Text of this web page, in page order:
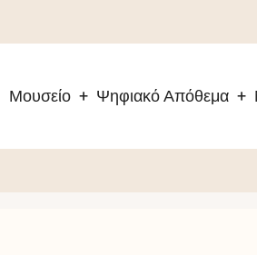
Μουσείο Ψηφιακό Απόθεμα